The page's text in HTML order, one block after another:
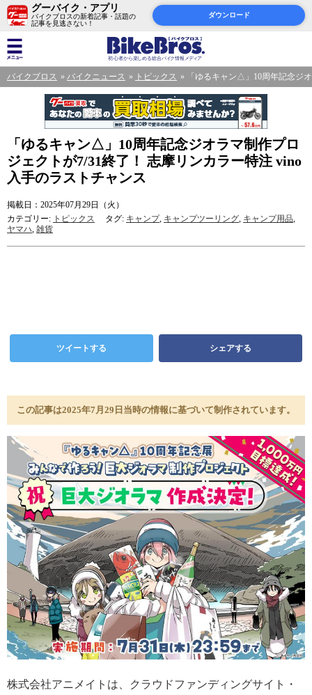
グーバイク・アプリ
バイクブロスの新着記事・話題の
記事を見逃さない！
ダウンロード
バイクブロス バイクニュース トピックス 「ゆるキャン△」10周年記念ジ
「ゆるキャン△」10周年記念ジオラマ制作プロ
ジェクトが7/31終了！ 志摩リンカラー特注 vino
入手のラストチャンス
掲載日：2025年07月29日（火）
カテゴリー: トピックス タグ: キャンプ, キャンプツーリング, キャンプ用品,
ヤマハ, 雑貨
ツイートする シェアする
この記事は2025年7月29日当時の情報に基づいて制作されています。
株式会社アニメイトは、クラウドファンディングサイト・